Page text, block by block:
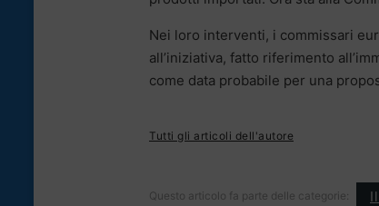
Nei loro interventi, i commissari
all’iniziativa, fatto riferimento
come data probabile per una
Tutti gli articoli dell'autore
Questo articolo fa parte delle categorie: